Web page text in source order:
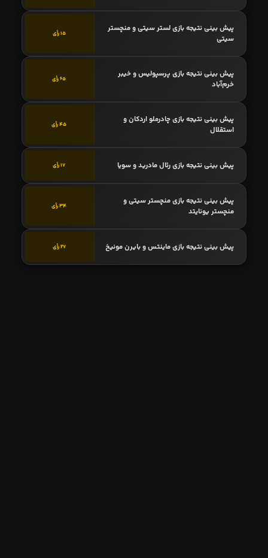
پیش بینی نتیجه بازی لستر سیتی و منچستر
سیتی
15 رأی
پیش بینی نتیجه بازی پرسپولیس و خیبر
خرم‌آباد
65 رأی
پیش بینی نتیجه بازی چادرملو اردکان و
استقلال
45 رأی
پیش بینی نتیجه بازی رئال مادرید و سویا 17 رأی
پیش بینی نتیجه بازی منچستر سیتی و
منچستر یونایتد
34 رأی
پیش بینی نتیجه بازی ماینتس و بایرن مونیخ 27 رأی